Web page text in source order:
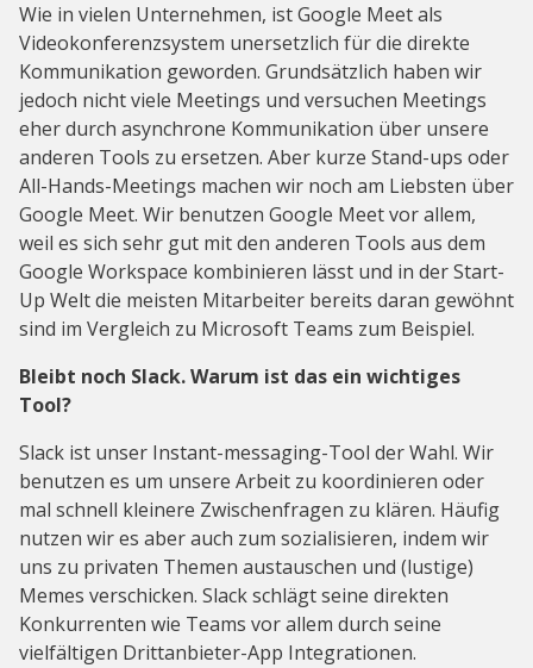
Wie in vielen Unternehmen, ist Google Meet als
Videokonferenzsystem unersetzlich für die direkte
Kommunikation geworden. Grundsätzlich haben wir
jedoch nicht viele Meetings und versuchen Meetings
eher durch asynchrone Kommunikation über unsere
anderen Tools zu ersetzen. Aber kurze Stand-ups oder
All-Hands-Meetings machen wir noch am Liebsten über
Google Meet. Wir benutzen Google Meet vor allem,
weil es sich sehr gut mit den anderen Tools aus dem
Google Workspace kombinieren lässt und in der Start-
Up Welt die meisten Mitarbeiter bereits daran gewöhnt
sind im Vergleich zu Microsoft Teams zum Beispiel.
Bleibt noch Slack. Warum ist das ein wichtiges
Tool?
Slack ist unser Instant-messaging-Tool der Wahl. Wir
benutzen es um unsere Arbeit zu koordinieren oder
mal schnell kleinere Zwischenfragen zu klären. Häufig
nutzen wir es aber auch zum sozialisieren, indem wir
uns zu privaten Themen austauschen und (lustige)
Memes verschicken. Slack schlägt seine direkten
Konkurrenten wie Teams vor allem durch seine
vielfältigen Drittanbieter-App Integrationen.